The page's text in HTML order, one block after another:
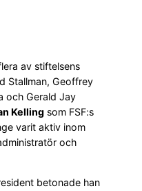
av stiftelsens
Stallman, Geoffrey
och Gerald Jay
Kelling som FSF:s
varit aktiv inom
och
betonade han